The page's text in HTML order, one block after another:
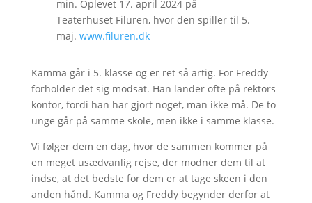
min. Oplevet 17. april 2024 på
Teaterhuset Filuren, hvor den spiller til 5.
maj. www.filuren.dk
Kamma går i 5. klasse og er ret så artig. For Freddy
forholder det sig modsat. Han lander ofte på rektors
kontor, fordi han har gjort noget, man ikke må. De to
unge går på samme skole, men ikke i samme klasse.
Vi følger dem en dag, hvor de sammen kommer på
en meget usædvanlig rejse, der modner dem til at
indse, at det bedste for dem er at tage skeen i den
anden hånd. Kamma og Freddy begynder derfor at